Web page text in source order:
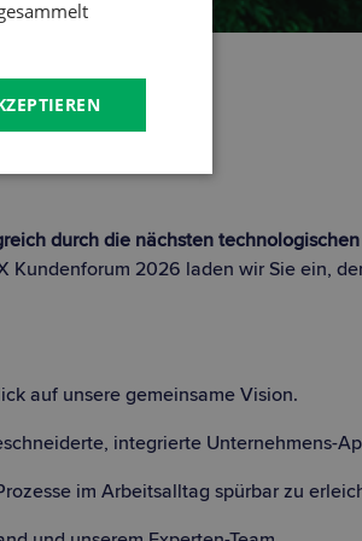
durch die nächsten technologischen
Kundenforum 2026 laden wir Sie ein,
auf unsere gemeinsame Vision.
integrierte Unternehmens-
im Arbeitsalltag spürbar zu